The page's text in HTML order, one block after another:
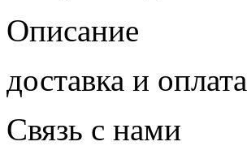
Описание
доставка и оплата
Связь с нами